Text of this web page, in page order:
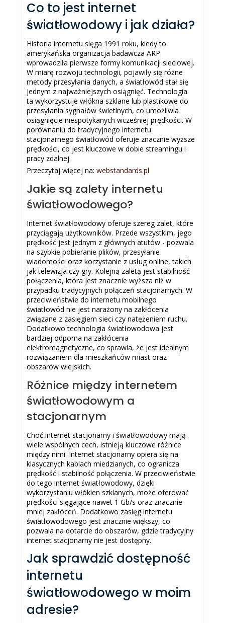
Co to jest internet
światłowodowy i jak działa?
Historia internetu sięga 1991 roku, kiedy to
amerykańska organizacja badawcza ARP
wprowadziła pierwsze formy komunikacji sieciowej.
W miarę rozwoju technologii, pojawiły się różne
metody przesyłania danych, a światłowód stał się
jednym z najważniejszych osiągnięć. Technologia
ta wykorzystuje włókna szklane lub plastikowe do
przesyłania sygnałów świetlnych, co umożliwia
osiągnięcie niespotykanych wcześniej prędkości. W
porównaniu do tradycyjnego internetu
stacjonarnego światłowód oferuje znacznie wyższe
prędkości, co jest kluczowe w dobie streamingu i
pracy zdalnej.
Przeczytaj więcej na:webstandards.pl
Jakie są zalety internetu
światłowodowego?
Internet światłowodowy oferuje szereg zalet, które
przyciągają użytkowników. Przede wszystkim, jego
prędkość jest jednym z głównych atutów - pozwala
na szybkie pobieranie plików, przesyłanie
wiadomości oraz korzystanie z usług online, takich
jak telewizja czy gry. Kolejną zaletą jest stabilność
połączenia, która jest znacznie wyższa niż w
przypadku tradycyjnych połączeń stacjonarnych. W
przeciwieństwie do internetu mobilnego
światłowód nie jest narażony na zakłócenia
związane z zasięgiem sieci czy natężeniem ruchu.
Dodatkowo technologia światłowodowa jest
bardziej odporna na zakłócenia
elektromagnetyczne, co sprawia, że jest idealnym
rozwiązaniem dla mieszkańców miast oraz
obszarów wiejskich.
Różnice między internetem
światłowodowym a
stacjonarnym
Choć internet stacjonarny i światłowodowy mają
wiele wspólnych cech, istnieją kluczowe różnice
między nimi. Internet stacjonarny opiera się na
klasycznych kablach miedzianych, co ogranicza
prędkość i stabilność połączenia. W przeciwieństwie
do tego internet światłowodowy, dzięki
wykorzystaniu włókien szklanych, może oferować
prędkości sięgające nawet 1 Gb/s oraz znacznie
mniej zakłóceń. Dodatkowo zasięg internetu
światłowodowego jest znacznie większy, co
pozwala na dotarcie do obszarów, gdzie tradycyjny
internet stacjonarny nie jest dostępny.
Jak sprawdzić dostępność
internetu
światłowodowego w moim
adresie?